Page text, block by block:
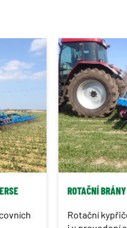
ROTAČNÍ
Rotační